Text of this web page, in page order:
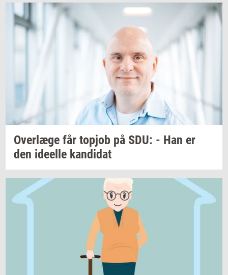
Over­læ­ge får topjob på SDU: - Han er
den ide­el­le kan­di­dat